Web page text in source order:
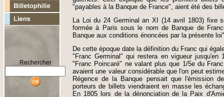
Rechercher
"payables à la Banque de France", aient été des
La Loi du 24 Germinal an XI (14 avril 1803) fixe
formée à Paris sous le nom de Banque de
Banque aux conditions énoncées par la présente
De cette époque date la définition du Franc qui
"Franc Germinal" qui restera en vigueur
"Franc Poincaré" ne valant plus que 1/5e du
avaient une valeur considérable que l'on peut
Régence de la Banque pensait que l'émission
porteurs de billets viendraient en masse les
En 1805 lors de la dénonciation de la Paix